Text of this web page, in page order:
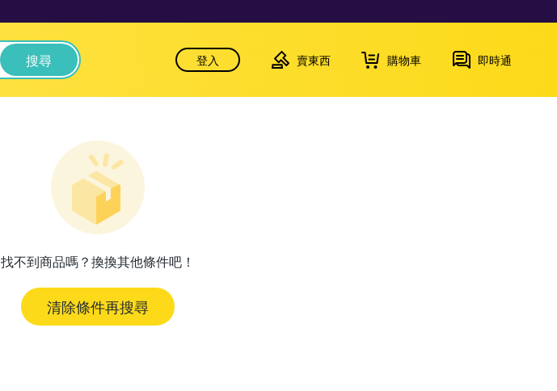
搜尋 登入 賣東西 購物車 即時通
找不到商品嗎？換換其他條件吧！
清除條件再搜尋